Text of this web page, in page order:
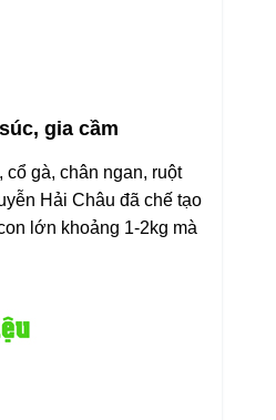
gia cầm
gà, chân ngan, ruột
Hải Châu đã chế tạo
lớn khoảng 1-2kg mà